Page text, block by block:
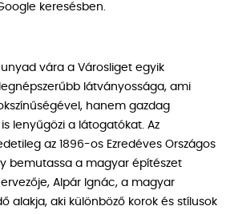
keresésben.
vára a Városliget egyik
látványossága, ami
hanem gazdag
lenyűgözi a látogatókat. Az
az 1896-os Ezredéves Országos
bemutassa a magyar építészet
Alpár Ignác, a magyar
alakja, aki különböző korok és stílusok